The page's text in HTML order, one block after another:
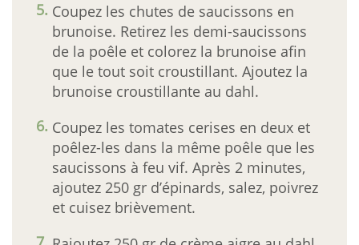
Coupez les chutes de saucissons en
brunoise. Retirez les demi-saucissons
de la poêle et colorez la brunoise afin
que le tout soit croustillant. Ajoutez la
brunoise croustillante au dahl.
Coupez les tomates cerises en deux et
poêlez-les dans la même poêle que les
saucissons à feu vif. Après 2 minutes,
ajoutez 250 gr d’épinards, salez, poivrez
et cuisez brièvement.